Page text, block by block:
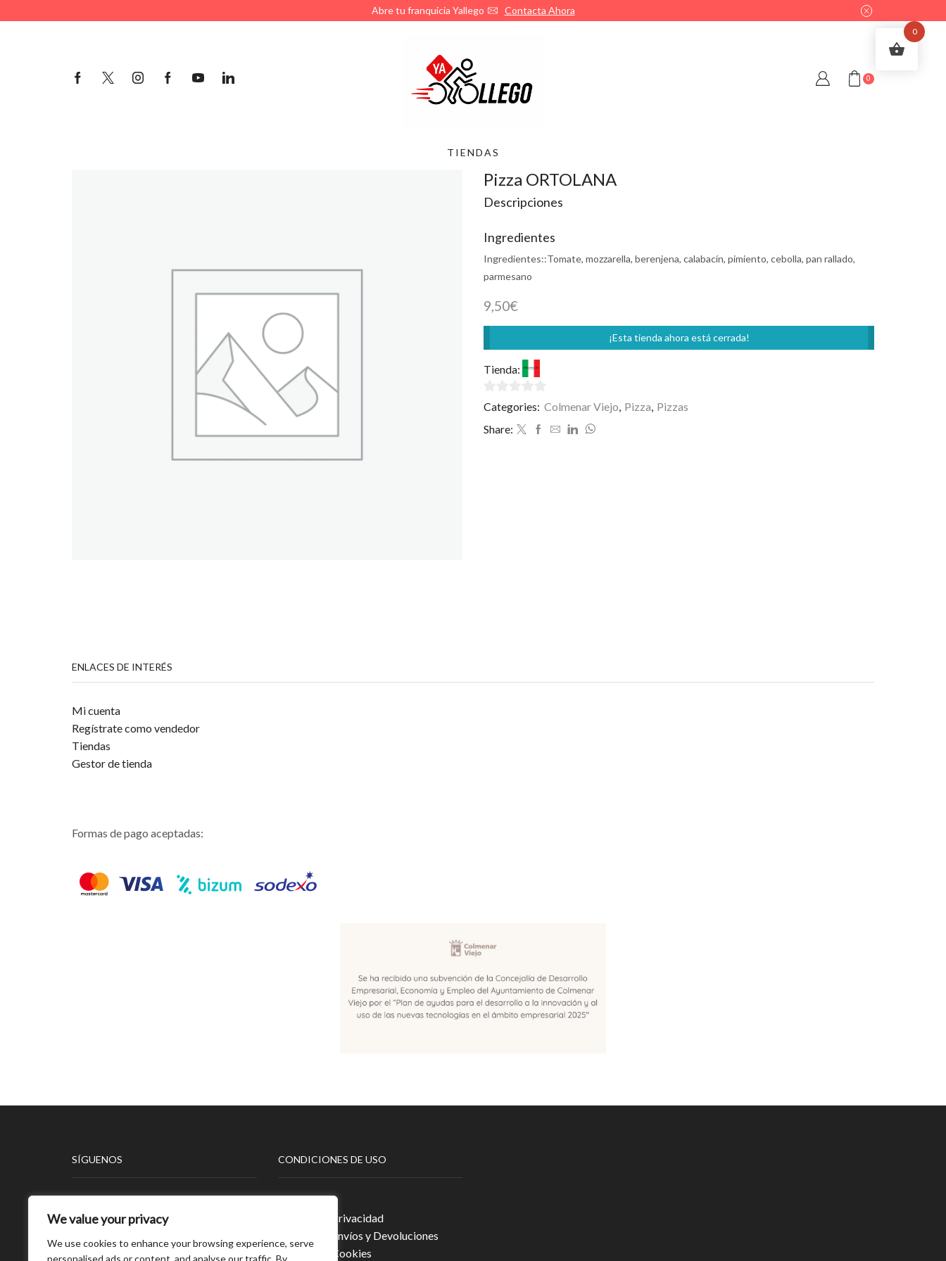
We value your privacy
We use cookies to enhance your browsing experience, serve
personalised ads or content, and analyse our traffic. By
Abre tu franquicia Yallego Contacta Ahora
0
TIENDAS
Pizza ORTOLANA
Descripciones
Ingredientes
Ingredientes::Tomate, mozzarella, berenjena, calabacín, pimiento, cebolla, pan rallado,
parmesano
9,50€
¡Esta tienda ahora está cerrada!
Tienda:
0
Categories: Colmenar Viejo, Pizza, Pizzas
Share:
ENLACES DE INTERÉS
Mi cuenta
Regístrate como vendedor
Tiendas
Gestor de tienda
Formas de pago aceptadas:
SÍGUENOS CONDICIONES DE USO
Política de Privacidad
Política de Envíos y Devoluciones
Política de Cookies
0